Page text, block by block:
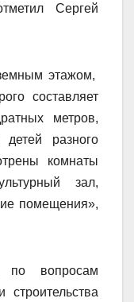
Сергей
этажом,
составляет
метров,
разного
комнаты
зал,
помещения»,
по вопросам
строительства